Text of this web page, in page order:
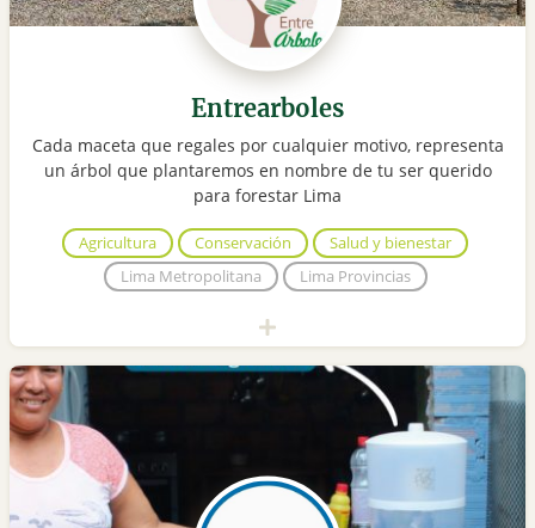
Entrearboles
Cada maceta que regales por cualquier motivo, representa
un árbol que plantaremos en nombre de tu ser querido
para forestar Lima
Agricultura Conservación
Salud y bienestar
Lima Metropolitana
Lima Provincias